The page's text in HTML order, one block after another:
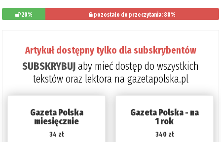
20% pozostało do przeczytania: 80%
Artykuł dostępny tylko dla subskrybentów
SUBSKRYBUJaby mieć dostęp do wszystkich
tekstów oraz lektora na gazetapolska.pl
Gazeta Polska
miesięcznie
34 zł
Gazeta Polska - na
1 rok
340 zł